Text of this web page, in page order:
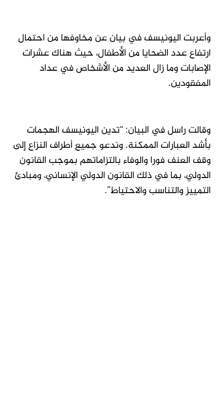
وأعربت اليونيسف في بيان عن مخاوفها من احتمال
ارتفاع عدد الضحايا من الأطفال، حيث هناك عشرات
الإصابات وما زال العديد من الأشخاص في عداد
المفقودين.
وقالت راسل في البيان: “تدين اليونيسف الهجمات
بأشد العبارات الممكنة. وندعو جميع أطراف النزاع إلى
وقف العنف فورا والوفاء بالتزاماتهم بموجب القانون
الدولي، بما في ذلك القانون الدولي الإنساني، ومبادئ
التمييز والتناسب والاحتياط”.